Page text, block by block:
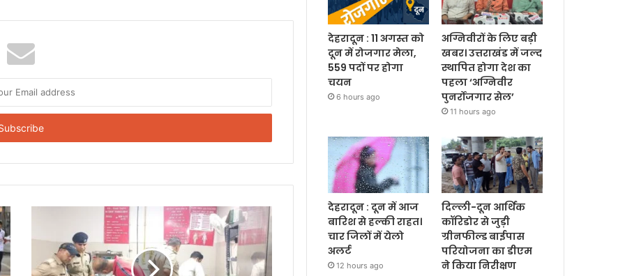
देहरादून : 11 अगस्त को
दून में रोजगार मेला,
559 पदों पर होगा
चयन
6 hours ago
अग्निवीरों के लिए बड़ी
खबर। उत्तराखंड में जल्द
स्थापित होगा देश का
पहला ‘अग्निवीर
पुनर्रोजगार सेल’
11 hours ago
देहरादून : दून में आज
बारिश से हल्की राहत।
चार जिलों में येलो
अलर्ट
12 hours ago
दिल्ली-दून आर्थिक
कॉरिडोर से जुड़ी
ग्रीनफील्ड बाईपास
परियोजना का डीएम
ने किया निरीक्षण